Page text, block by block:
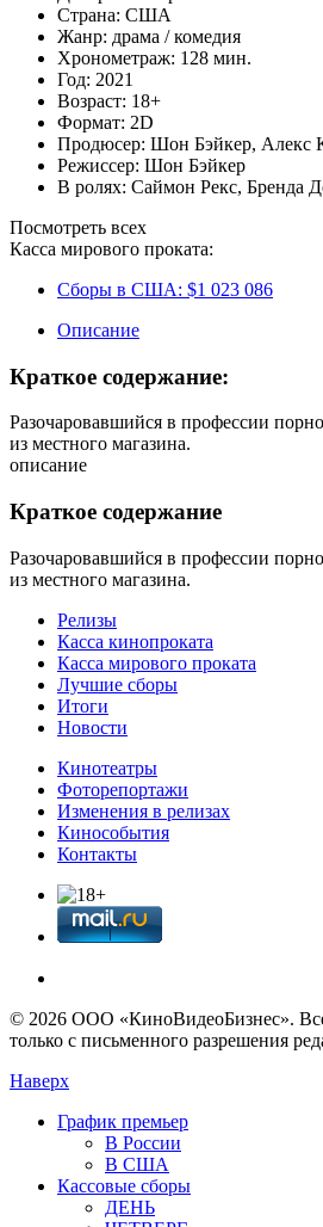
Страна: США
Жанр: драма /комедия
Хронометраж: 128 мин.
Год: 2021
Возраст: 18+
Формат: 2D
Продюсер: Шон Бэйкер, Алекс
Режиссер: Шон Бэйкер
В ролях: Саймон Рекс, Бренда
Посмотреть всех
Касса мирового проката:
Сборы в США: $1 023 086
Описание
Краткое содержание:
Разочаровавшийся в профессии
из местного магазина.
описание
Краткое содержание
Разочаровавшийся в профессии
из местного магазина.
Релизы
Касса кинопроката
Касса мирового проката
Лучшие сборы
Итоги
Новости
Кинотеатры
Фоторепортажи
Изменения в релизах
Кинособытия
Контакты
© 2026 OOО «КиноВидеоБизнес».
только с письменного разрешения
Наверх
График премьер
В России
В США
Кассовые сборы
ДЕНЬ